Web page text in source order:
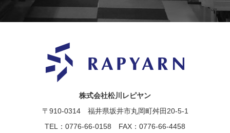
株式会社松川レピヤン
〒910-0314 福井県坂井市丸岡町舛田20-5-1
TEL：0776-66-0158 FAX：0776-66-4458